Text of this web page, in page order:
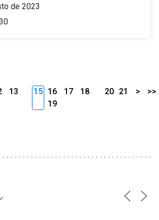
de 2023
13
15 16 17
18
19
20 21 > >>